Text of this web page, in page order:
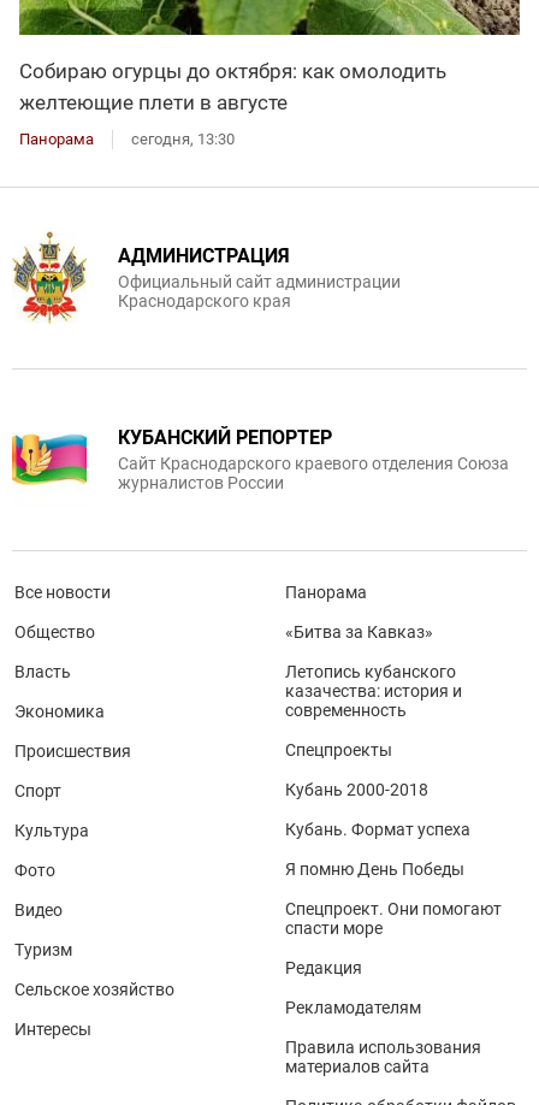
Собираю огурцы до октября: как омолодить
желтеющие плети в августе
Панорама сегодня, 13:30
АДМИНИСТРАЦИЯ
Официальный сайт администрации
Краснодарского края
КУБАНСКИЙ РЕПОРТЕР
Сайт Краснодарского краевого отделения Союза
журналистов России
Все новости
Общество
Власть
Экономика
Происшествия
Спорт
Культура
Фото
Видео
Туризм
Сельское хозяйство
Интересы
Панорама
«Битва за Кавказ»
Летопись кубанского
казачества: история и
современность
Спецпроекты
Кубань 2000-2018
Кубань. Формат успеха
Я помню День Победы
Спецпроект. Они помогают
спасти море
Редакция
Рекламодателям
Правила использования
материалов сайта